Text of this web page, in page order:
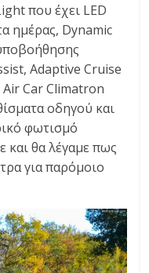
που έχει LED
ημέρας, Dynamic
Adaptive Cruise
Car Climatron
οδηγού και
φωτισμό
και θα λέγαμε πως
για παρόμοιο